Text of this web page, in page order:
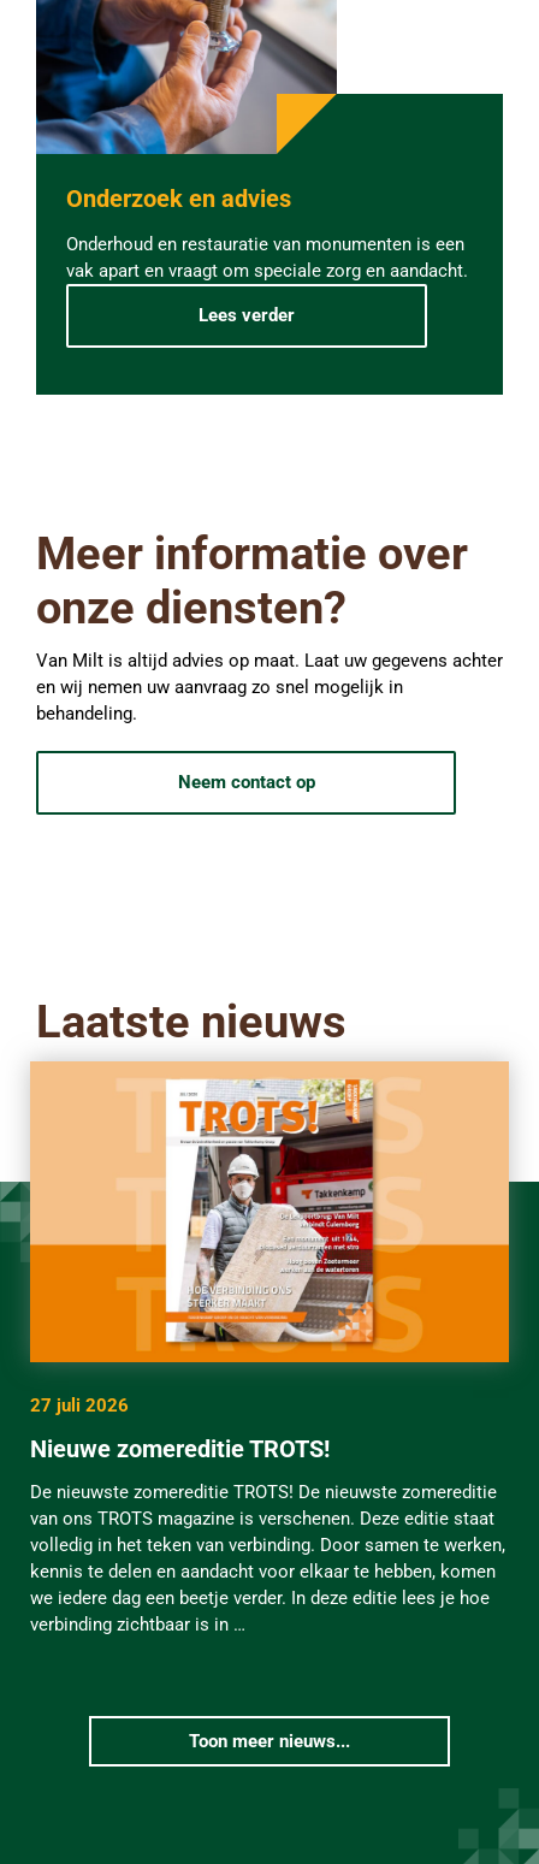
Onderzoek en advies
Onderhoud en restauratie van monumenten is een
vak apart en vraagt om speciale zorg en aandacht.
Lees verder
Meer informatie over
onze diensten?
Van Milt is altijd advies op maat. Laat uw gegevens achter
en wij nemen uw aanvraag zo snel mogelijk in
behandeling.
Neem contact op
Laatste nieuws
27 juli 2026
Nieuwe zomereditie TROTS!
De nieuwste zomereditie TROTS! De nieuwste zomereditie
van ons TROTS magazine is verschenen. Deze editie staat
volledig in het teken van verbinding. Door samen te werken,
kennis te delen en aandacht voor elkaar te hebben, komen
we iedere dag een beetje verder. In deze editie lees je hoe
verbinding zichtbaar is in …
Toon meer nieuws...